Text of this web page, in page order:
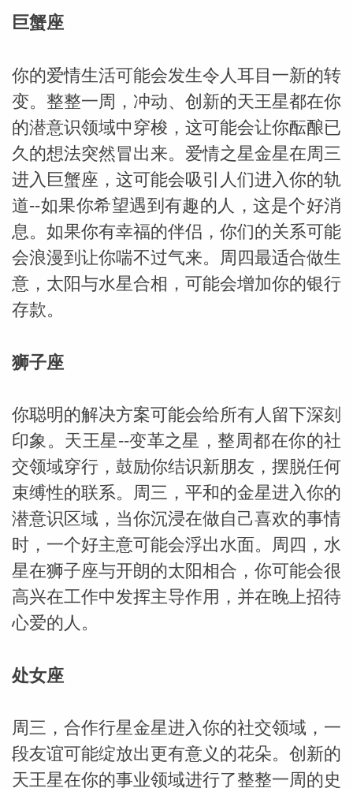
miller
巨蟹座
你的爱情生活可能会发生令人耳目一新的转
变。整整一周，冲动、创新的天王星都在你
的潜意识领域中穿梭，这可能会让你酝酿已
久的想法突然冒出来。爱情之星金星在周三
进入巨蟹座，这可能会吸引人们进入你的轨
道--如果你希望遇到有趣的人，这是个好消
息。如果你有幸福的伴侣，你们的关系可能
会浪漫到让你喘不过气来。周四最适合做生
意，太阳与水星合相，可能会增加你的银行
存款。
狮子座
你聪明的解决方案可能会给所有人留下深刻
印象。天王星--变革之星，整周都在你的社
交领域穿行，鼓励你结识新朋友，摆脱任何
束缚性的联系。周三，平和的金星进入你的
潜意识区域，当你沉浸在做自己喜欢的事情
时，一个好主意可能会浮出水面。周四，水
星在狮子座与开朗的太阳相合，你可能会很
高兴在工作中发挥主导作用，并在晚上招待
心爱的人。
处女座
周三，合作行星金星进入你的社交领域，一
段友谊可能绽放出更有意义的花朵。创新的
天王星在你的事业领域进行了整整一周的史